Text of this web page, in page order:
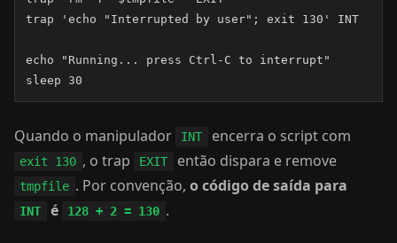
trap 'echo "Interrupted by user"; exit 130' INT
echo "Running... press Ctrl-C to interrupt"
sleep 30
Quando o manipulador INT encerra o script com
exit 130 , o trap EXIT então dispara e remove
tmpfile . Por convenção, o código de saída para
INT é 128 + 2 = 130 .